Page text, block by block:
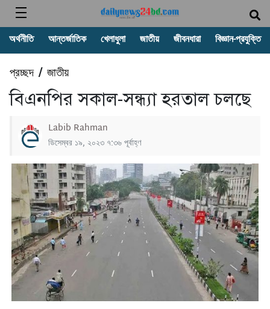
অর্থনীতি আন্তর্জাতিক খেলাধুলা জাতীয় জীবনধারা বিজ্ঞান-প্রযুক্তি
প্রচ্ছদ/ জাতীয়
বিএনপির সকাল-সন্ধ্যা হরতাল চলছে
Labib Rahman
ডিসেম্বর ১৯, ২০২৩ ৭:৩৬ পূর্বাহ্ণ